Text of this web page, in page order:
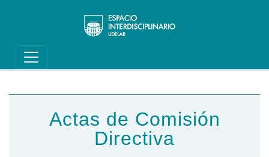
Main navigation
Actas de Comisión
Directiva